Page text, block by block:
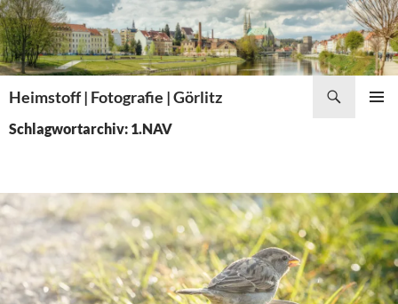
Zum
Inhalt
springen
Heimstoff | Fotografie | Görlitz
Schlagwortarchiv: 1.NAV